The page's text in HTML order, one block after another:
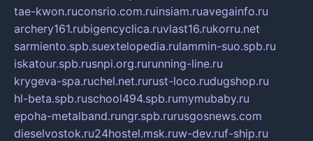
tae-kwon.ruconsrio.com.ruinsiam.ruavegainfo.ru
archery161.rubigencyclica.ruvlast16.rukorru.net
sarmiento.spb.suextelopedia.rulammin-suo.spb.ru
iskatour.spb.rusnpi.org.rurunning-line.ru
krygeva-spa.ruchel.net.rurust-loco.rudugshop.ru
hl-beta.spb.ruschool494.spb.rumymubaby.ru
epoha-metalband.rungr.spb.rurusgosnews.com
dieselvostok.ru24hostel.msk.ruw-dev.ruf-ship.ru